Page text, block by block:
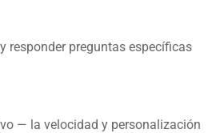
responder preguntas específicas
— la velocidad y personalización